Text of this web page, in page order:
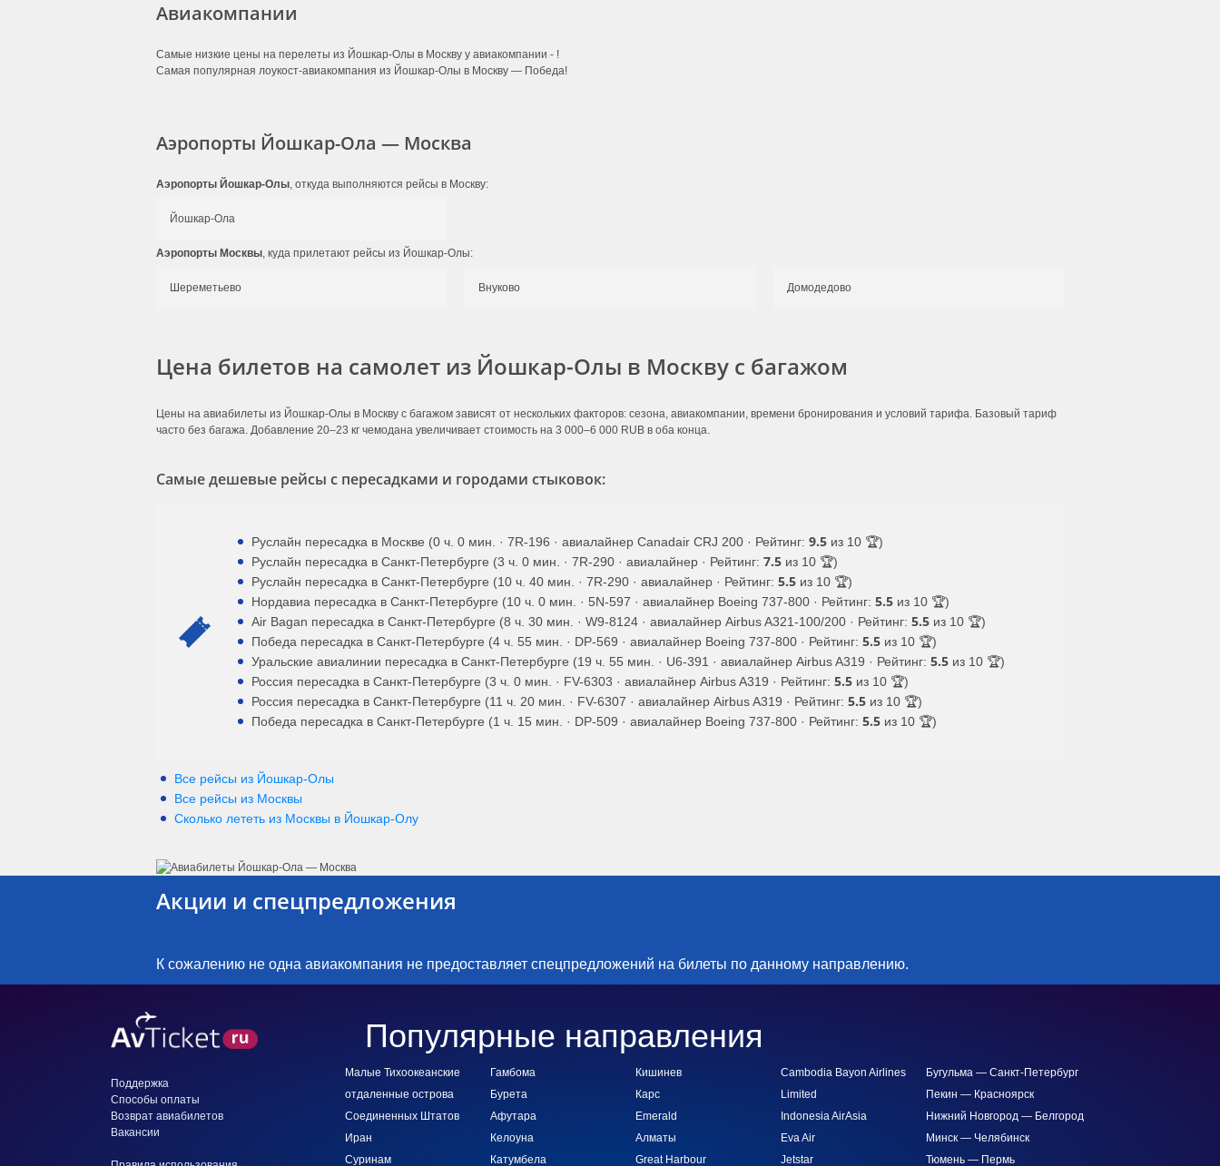
Авиакомпании
Самые низкие цены на перелеты из Йошкар-Олы в Москву у авиакомпании - !
Самая популярная лоукост-авиакомпания из Йошкар-Олы в Москву — Победа!
Аэропорты Йошкар-Ола — Москва
Аэропорты Йошкар-Олы, откуда выполняются рейсы в Москву:
Йошкар-Ола
Аэропорты Москвы, куда прилетают рейсы из Йошкар-Олы:
Шереметьево Внуково Домодедово
Цена билетов на самолет из Йошкар-Олы в Москву с багажом
Цены на авиабилеты из Йошкар-Олы в Москву с багажом зависят от нескольких факторов: сезона, авиакомпании, времени бронирования и условий тарифа. Базовый тариф
часто без багажа. Добавление 20–23 кг чемодана увеличивает стоимость на 3 000–6 000 RUB в оба конца.
Самые дешевые рейсы с пересадками и городами стыковок:
Руслайн пересадка в Москве (0 ч. 0 мин. · 7R-196 · авиалайнер Canadair CRJ 200 · Рейтинг: 9.5 из 10 🏆)
Руслайн пересадка в Санкт-Петербурге (3 ч. 0 мин. · 7R-290 · авиалайнер · Рейтинг: 7.5 из 10 🏆)
Руслайн пересадка в Санкт-Петербурге (10 ч. 40 мин. · 7R-290 · авиалайнер · Рейтинг: 5.5 из 10 🏆)
Нордавиа пересадка в Санкт-Петербурге (10 ч. 0 мин. · 5N-597 · авиалайнер Boeing 737-800 · Рейтинг: 5.5 из 10 🏆)
Air Bagan пересадка в Санкт-Петербурге (8 ч. 30 мин. · W9-8124 · авиалайнер Airbus A321-100/200 · Рейтинг: 5.5 из 10 🏆)
Победа пересадка в Санкт-Петербурге (4 ч. 55 мин. · DP-569 · авиалайнер Boeing 737-800 · Рейтинг: 5.5 из 10 🏆)
Уральские авиалинии пересадка в Санкт-Петербурге (19 ч. 55 мин. · U6-391 · авиалайнер Airbus A319 · Рейтинг: 5.5 из 10 🏆)
Россия пересадка в Санкт-Петербурге (3 ч. 0 мин. · FV-6303 · авиалайнер Airbus A319 · Рейтинг: 5.5 из 10 🏆)
Россия пересадка в Санкт-Петербурге (11 ч. 20 мин. · FV-6307 · авиалайнер Airbus A319 · Рейтинг: 5.5 из 10 🏆)
Победа пересадка в Санкт-Петербурге (1 ч. 15 мин. · DP-509 · авиалайнер Boeing 737-800 · Рейтинг: 5.5 из 10 🏆)
Все рейсы из Йошкар-Олы
Все рейсы из Москвы
Сколько лететь из Москвы в Йошкар-Олу
Акции и спецпредложения
К сожалению не одна авиакомпания не предоставляет спецпредложений на билеты по данному направлению.
Популярные направления
Малые Тихоокеанские
отдаленные острова
Соединенных Штатов
Иран
Суринам
Гамбома
Бурета
Афутара
Келоуна
Катумбела
Кишинев
Карс
Emerald
Алматы
Great Harbour
Cambodia Bayon Airlines
Limited
Indonesia AirAsia
Eva Air
Jetstar
Бугульма — Санкт-Петербург
Пекин — Красноярск
Нижний Новгород — Белгород
Минск — Челябинск
Тюмень — Пермь
Поддержка
Способы оплаты
Возврат авиабилетов
Вакансии